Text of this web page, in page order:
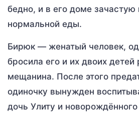
бедно, и в его доме зачастую
нормальной еды.
Бирюк — женатый человек,
бросила его и их двоих
мещанина. После этого
одиночку вынужден
дочь Улиту и